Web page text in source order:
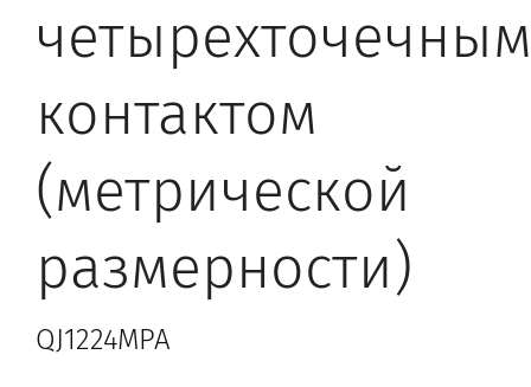
четырехточечным
контактом
(метрической
размерности)
QJ1224MPA